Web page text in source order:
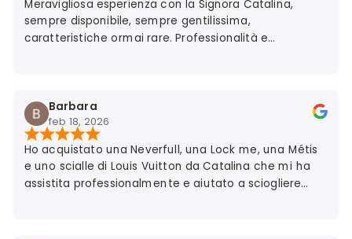
Meravigliosa esperienza con la Signora Catalina,
sempre disponibile, sempre gentilissima,
caratteristiche ormai rare. Professionalità e
Barbara
feb 18, 2026
Ho acquistato una Neverfull, una Lock me, una Métis
e uno scialle di Louis Vuitton da Catalina che mi ha
assistita professionalmente e aiutato a sciogliere